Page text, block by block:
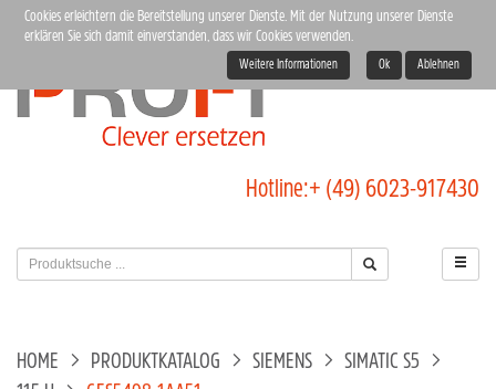
Hotline:+ (49) 6023-917430
HOME PRODUKTKATALOG SIEMENS
SIMATIC S5
Cookies erleichtern die Bereitstellung unserer Dienste. Mit der Nutzung unserer Dienste
erklären Sie sich damit einverstanden, dass wir Cookies verwenden.
Weitere Informationen Ok Ablehnen